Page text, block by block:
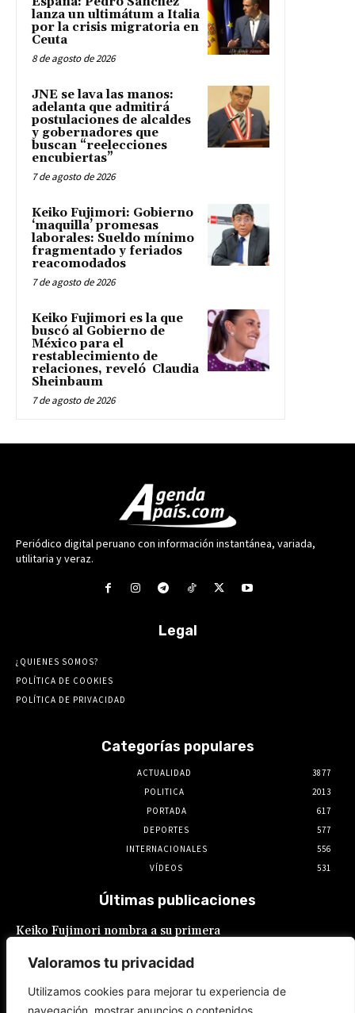
Valoramos tu privacidad
Utilizamos cookies para mejorar tu experiencia de
navegación, mostrar anuncios o contenidos
lanza un ultimátum a Italia
por la crisis migratoria en
Ceuta
8 de agosto de 2026
JNE se lava las manos:
adelanta que admitirá
postulaciones de alcaldes
y gobernadores que
buscan “reelecciones
encubiertas”
7 de agosto de 2026
Keiko Fujimori: Gobierno
‘maquilla’ promesas
laborales: Sueldo mínimo
fragmentado y feriados
reacomodados
7 de agosto de 2026
Keiko Fujimori es la que
buscó al Gobierno de
México para el
restablecimiento de
relaciones, reveló Claudia
Sheinbaum
7 de agosto de 2026
Periódico digital peruano con información instantánea, variada,
utilitaria y veraz.
Legal
¿QUIENES SOMOS?
POLÍTICA DE COOKIES
POLÍTICA DE PRIVACIDAD
Categorías populares
ACTUALIDAD
3877
POLITICA
2013
PORTADA
617
DEPORTES
577
INTERNACIONALES
556
VÍDEOS
531
Últimas publicaciones
Keiko Fujimori nombra a su primera
encargada: es Hilda Sandoval Cornejo